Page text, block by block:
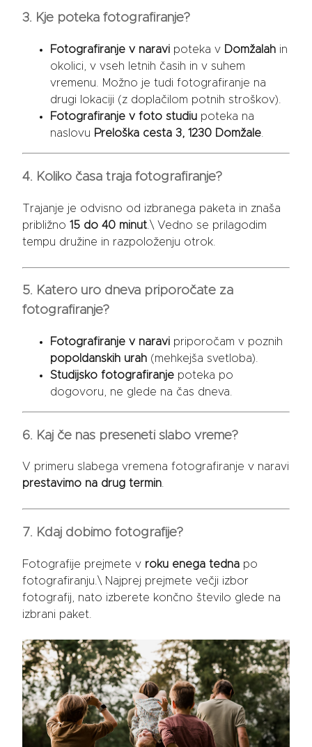
3. Kje poteka fotografiranje?
Fotografiranje v naravi poteka v Domžalah in
okolici, v vseh letnih časih in v suhem
vremenu. Možno je tudi fotografiranje na
drugi lokaciji (z doplačilom potnih stroškov).
Fotografiranje v foto studiu poteka na
naslovu Preloška cesta 3, 1230 Domžale
4. Koliko časa traja fotografiranje?
Trajanje je odvisno od izbranega paketa in znaša
približno 15 do 40 minut .\ Vedno se prilagodim
tempu družine in razpoloženju otrok.
5. Katero uro dneva priporočate za
fotografiranje?
Fotografiranje v naravi priporočam v poznih
popoldanskih urah (mehkejša svetloba).
Studijsko fotografiranje poteka po
dogovoru, ne glede na čas dneva.
6. Kaj če nas preseneti slabo vreme?
V primeru slabega vremena fotografiranje v naravi
prestavimo na drug termin.
7. Kdaj dobimo fotografije?
Fotografije prejmete v roku enega tedna po
fotografiranju.\ Najprej prejmete večji izbor
fotografij, nato izberete končno število glede na
izbrani paket.